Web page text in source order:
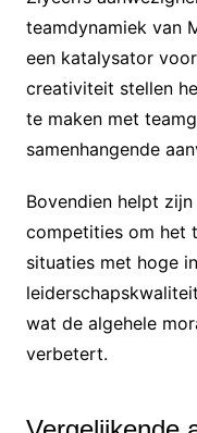
teamdynamiek van
een katalysator
creativiteit stellen
te maken met
samenhangende
Bovendien helpt
competities om het
situaties met hoge
wat de algehele
verbetert.